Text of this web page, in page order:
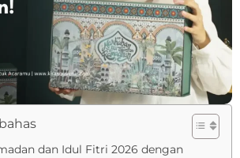
dan Idul Fitri 2026 dengan